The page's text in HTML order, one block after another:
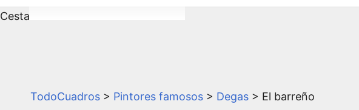
Cesta
TodoCuadros > Pintores famosos > Degas > El barreño